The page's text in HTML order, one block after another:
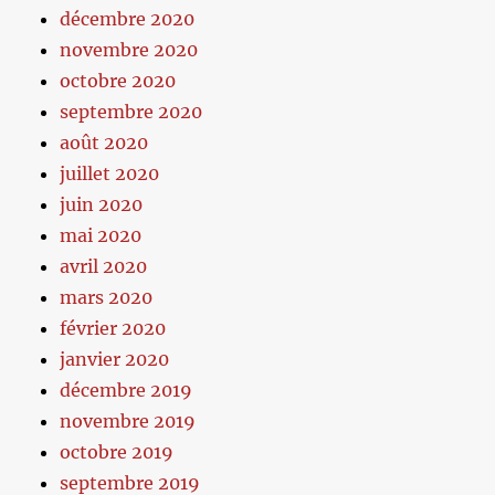
décembre 2020
novembre 2020
octobre 2020
septembre 2020
août 2020
juillet 2020
juin 2020
mai 2020
avril 2020
mars 2020
février 2020
janvier 2020
décembre 2019
novembre 2019
octobre 2019
septembre 2019